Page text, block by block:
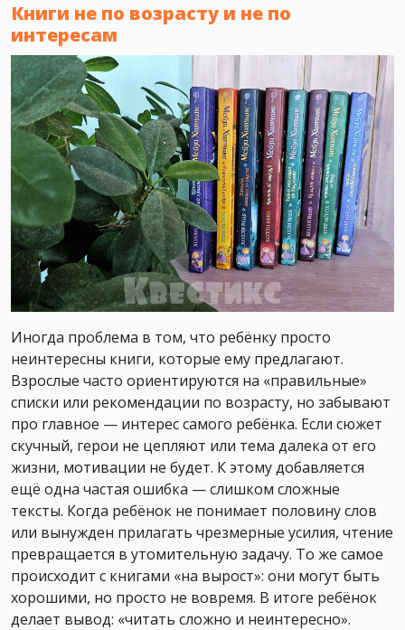
Книги не по возрасту и не по
интересам
Иногда проблема в том, что ребёнку просто
неинтересны книги, которые ему предлагают.
Взрослые часто ориентируются на «правильные»
списки или рекомендации по возрасту, но забывают
про главное — интерес самого ребёнка. Если сюжет
скучный, герои не цепляют или тема далека от его
жизни, мотивации не будет. К этому добавляется
ещё одна частая ошибка — слишком сложные
тексты. Когда ребёнок не понимает половину слов
или вынужден прилагать чрезмерные усилия, чтение
превращается в утомительную задачу. То же самое
происходит с книгами «на вырост»: они могут быть
хорошими, но просто не вовремя. В итоге ребёнок
делает вывод: «читать сложно и неинтересно».